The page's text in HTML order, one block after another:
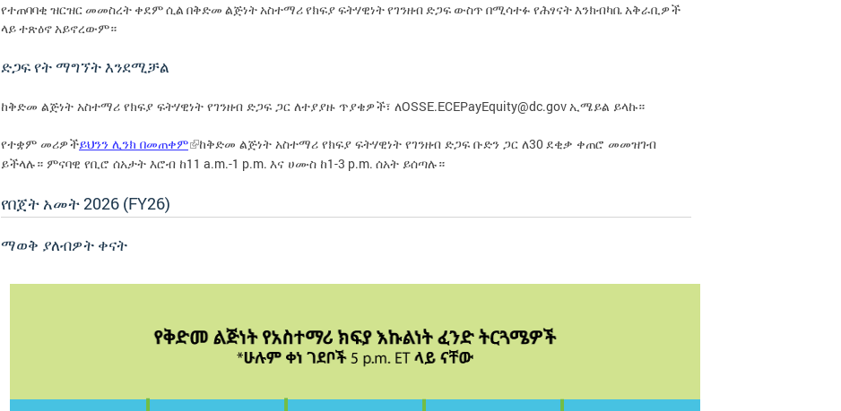
የተጠባባቂ ዝርዝር መመስረት ቀደም ሲል በቅድመ ልጅነት አስተማሪ የክፍያ ፍትሃዊነት የገንዘብ ድጋፍ ውስጥ በሚሳተፉ የሕፃናት እንክብካቤ አቅራቢዎች
ላይ ተጽዕኖ አይኖረውም።
ድጋፍ የት ማግኘት እንደሚቻል
ከቅድመ ልጅነት አስተማሪ የክፍያ ፍትሃዊነት የገንዘብ ድጋፍ ጋር ለተያያዙ ጥያቄዎች፣ ለOSSE.ECEPayEquity@dc.gov ኢሜይል ይላኩ።
የተቋም መሪዎችይህንን ሊንክ በመጠቀም ከቅድመ ልጅነት አስተማሪ የክፍያ ፍትሃዊነት የገንዘብ ድጋፍ ቡድን ጋር ለ30 ደቂቃ ቀጠሮ መመዝገብ
ይችላሉ። ምናባዊ የቢሮ ሰአታት እሮብ ከ11 a.m.-1 p.m. እና ሀሙስ ከ1-3 p.m. ሰአት ይሰጣሉ።
የበጀት አመት 2026 (FY26)
ማወቅ ያለብዎት ቀናት